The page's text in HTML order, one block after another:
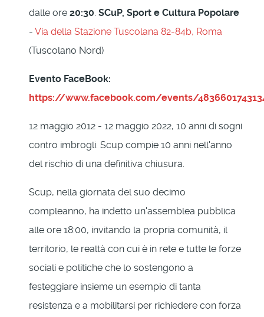
dalle ore 20:30 SCuP, Sport e Cultura Popolare
- Via della Stazione Tuscolana 82-84b, Roma
(Tuscolano Nord)
Evento FaceBook:
https://www.facebook.com/events/
12 maggio 2012 - 12 maggio 2022, 10 anni di sogni
contro imbrogli. Scup compie 10 anni nell'anno
del rischio di una definitiva chiusura.
Scup, nella giornata del suo decimo
compleanno, ha indetto un'assemblea pubblica
alle ore 18:00, invitando la propria comunità, il
territorio, le realtà con cui è in rete e tutte le forze
sociali e politiche che lo sostengono a
festeggiare insieme un esempio di tanta
resistenza e a mobilitarsi per richiedere con forza